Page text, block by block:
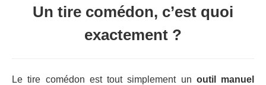
Un tire comédon, c’est quoi
exactement ?
Le tire comédon est tout simplement un outil manuel